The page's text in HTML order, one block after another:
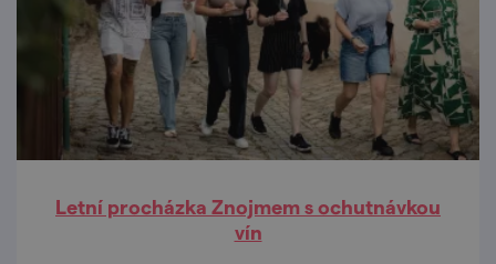
Letní procházka Znojmem s ochutnávkou
vín